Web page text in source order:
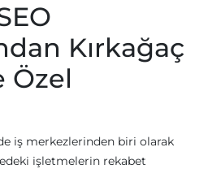
Kırkağaç
Özel
iş merkezlerinden biri olarak
işletmelerin rekabet